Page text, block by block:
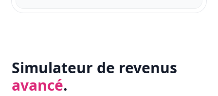
Simulateur de revenus
avancé.